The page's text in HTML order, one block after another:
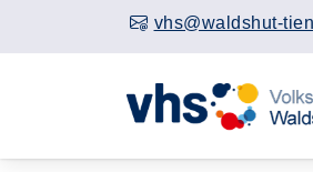
vhs@waldshut-